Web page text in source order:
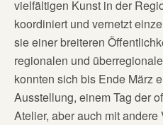
vielfältigen Kunst in der
koordiniert und vernetzt
sie einer breiteren
regionalen und
konnten sich bis Ende März
Ausstellung, einem Tag der
Atelier, aber auch mit